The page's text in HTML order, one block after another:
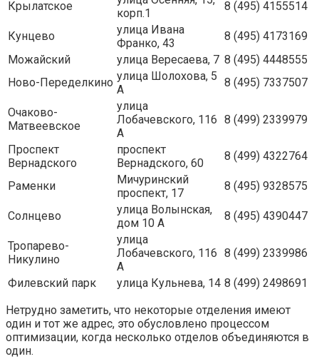
Крылатское
корп.1
8 (495) 4155514
Кунцево
улица Ивана
Франко, 43
8 (495) 4173169
Можайский
улица Вересаева, 7 8 (495) 4448555
Ново-Переделкино улица Шолохова, 5
А
8 (495) 7337507
Очаково-
Матвеевское
улица
Лобачевского, 116
А
8 (499) 2339979
Проспект
Вернадского
проспект
Вернадского, 60
8 (499) 4322764
Раменки
Мичуринский
проспект, 17
8 (495) 9328575
Солнцево
улица Волынская,
дом 10 А
8 (495) 4390447
Тропарево-
Никулино
улица
Лобачевского, 116
А
8 (499) 2339986
Филевский парк улица Кульнева, 14 8 (499) 2498691
Нетрудно заметить, что некоторые отделения имеют
один и тот же адрес, это обусловлено процессом
оптимизации, когда несколько отделов объединяются в
один.